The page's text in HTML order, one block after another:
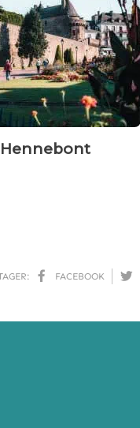
FACEBOOK